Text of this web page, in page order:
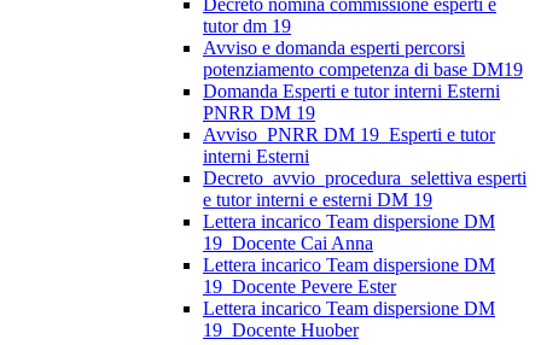
Decreto nomina commissione esperti e
tutor dm 19
Avviso e domanda esperti percorsi
potenziamento competenza di base DM19
Domanda Esperti e tutor interni Esterni
PNRR DM 19
Avviso_PNRR DM 19_Esperti e tutor
interni Esterni
Decreto_avvio_procedura_selettiva esperti
e tutor interni e esterni DM 19
Lettera incarico Team dispersione DM
19_Docente Cai Anna
Lettera incarico Team dispersione DM
19_Docente Pevere Ester
Lettera incarico Team dispersione DM
19_Docente Huober